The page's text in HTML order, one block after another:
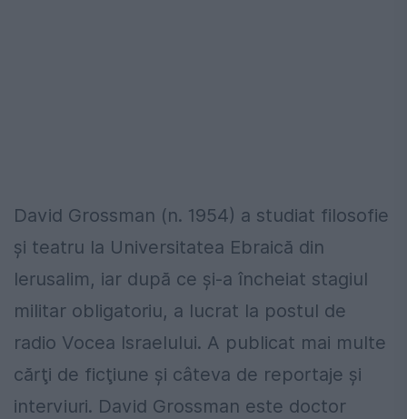
David Grossman (n. 1954) a studiat filosofie
şi teatru la Universitatea Ebraică din
Ierusalim, iar după ce şi-a încheiat stagiul
militar obligatoriu, a lucrat la postul de
radio Vocea Israelului. A publicat mai multe
cărţi de ficţiune şi câteva de reportaje şi
interviuri. David Grossman este doctor